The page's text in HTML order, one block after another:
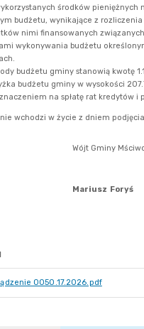
0050.17.2026.pdf